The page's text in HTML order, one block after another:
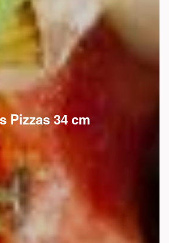
Pizzas 34 cm